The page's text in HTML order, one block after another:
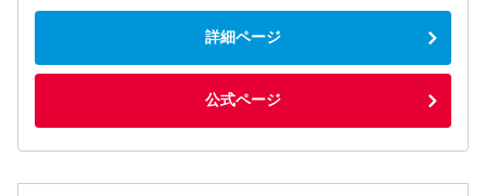
詳細ページ
公式ページ